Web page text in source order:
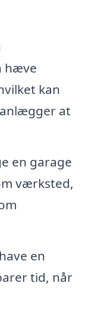
hæve
kan
at
en garage
værksted,
en
tid, når